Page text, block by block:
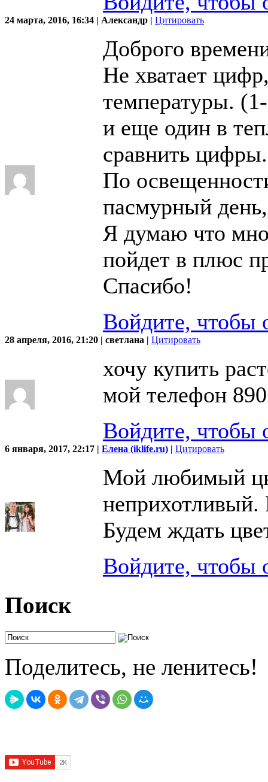
24 марта, 2016, 16:34 | Александр | Цитировать
Доброго
Не хватает
температуры.
и еще один в
сравнить цифры.
По
пасмурный
Я думаю что
пойдет в плюс
Спасибо!
Войдите, чтобы
28 апреля, 2016, 21:20 | светлана | Цитировать
хочу купить
мой телефон
Войдите, чтобы
6 января, 2017, 22:17 | Елена (iklife.ru) | Цитировать
Мой любимый
неприхотливый.
Будем ждать
Войдите, чтобы
Поиск
Поделитесь, не ленитесь!